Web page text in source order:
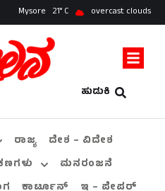
Mysore 21 overcast clouds
ಹುಡುಕಿ
ರಾಜ್ಯ
ದೇಶ – ವಿದೇಶ
ಮನರಂಜನೆ